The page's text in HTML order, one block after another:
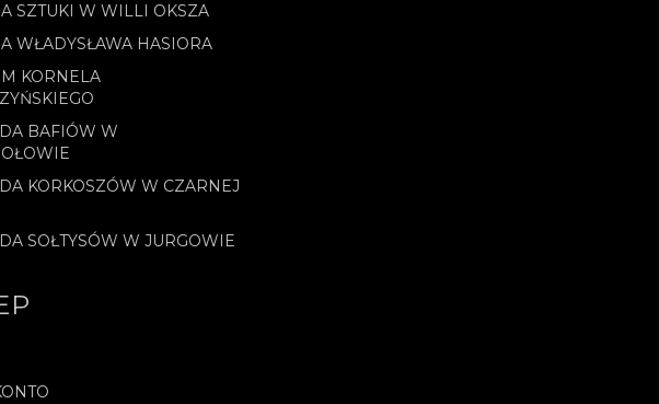
SZTUKI W WILLI OKSZA
WŁADYSŁAWA HASIORA
KORNELA
BAFIÓW W
KORKOSZÓW W CZARNEJ
SOŁTYSÓW W JURGOWIE